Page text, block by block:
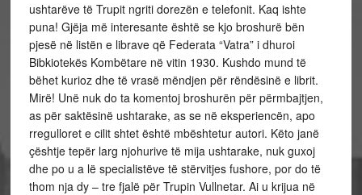
ushtarëve të Trupit ngriti dorezën e telefonit. Kaq ishte
puna! Gjëja më interesante është se kjo broshurë bën
pjesë në listën e librave që Federata “Vatra” i dhuroi
Bibkiotekës Kombëtare në vitin 1930. Kushdo mund të
bëhet kurioz dhe të vrasë mëndjen për rëndësinë e librit.
Mirë! Unë nuk do ta komentoj broshurën për përmbajtjen,
as për saktësinë ushtarake, as se në eksperiencën, apo
rregulloret e cilit shtet është mbështetur autori. Këto janë
çështje tepër larg njohurive të mija ushtarake, nuk guxoj
dhe po u a lë specialistëve të stërvitjes fushore, por do të
thom nja dy – tre fjalë për Trupin Vullnetar. Ai u krijua në